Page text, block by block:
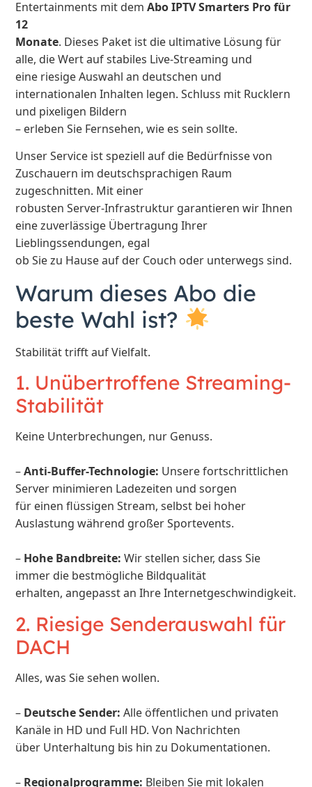
Entertainments mit demAbo IPTV Smarters Pro für
12
Monate. Dieses Paket ist die ultimative Lösung für
alle, die Wert auf stabiles Live-Streaming und
eine riesige Auswahl an deutschen und
internationalen Inhalten legen. Schluss mit Rucklern
und pixeligen Bildern
– erleben Sie Fernsehen, wie es sein sollte.
Unser Service ist speziell auf die Bedürfnisse von
Zuschauern im deutschsprachigen Raum
zugeschnitten. Mit einer
robusten Server-Infrastruktur garantieren wir Ihnen
eine zuverlässige Übertragung Ihrer
Lieblingssendungen, egal
ob Sie zu Hause auf der Couch oder unterwegs sind.
Warum dieses Abo die
beste Wahl ist?
Stabilität trifft auf Vielfalt.
1. Unübertroffene Streaming-
Stabilität
Keine Unterbrechungen, nur Genuss.
–Anti-Buffer-Technologie: Unsere fortschrittlichen
Server minimieren Ladezeiten und sorgen
für einen flüssigen Stream, selbst bei hoher
Auslastung während großer Sportevents.
– Hohe Bandbreite: Wir stellen sicher, dass Sie
immer die bestmögliche Bildqualität
erhalten, angepasst an Ihre Internetgeschwindigkeit.
2. Riesige Senderauswahl für
DACH
Alles, was Sie sehen wollen.
– Deutsche Sender: Alle öffentlichen und privaten
Kanäle in HD und Full HD. Von Nachrichten
über Unterhaltung bis hin zu Dokumentationen.
– Regionalprogramme: Bleiben Sie mit lokalen